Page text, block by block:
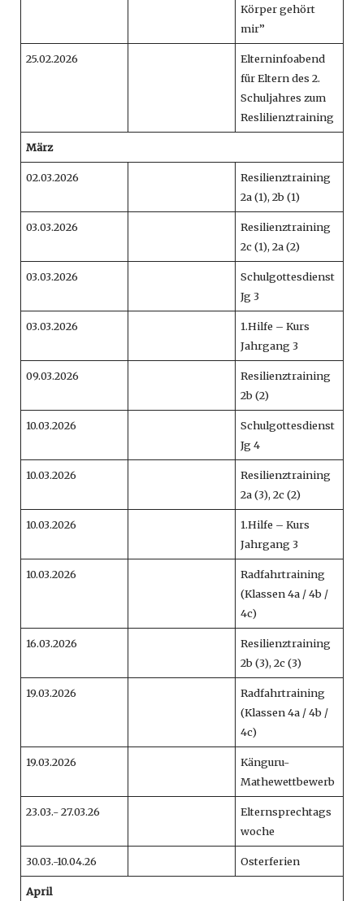
Körper gehört
mir”
25.02.2026
Elterninfoabend
für Eltern des 2.
Schuljahres zum
Reslilienztraining
März
02.03.2026
Resilienztraining
2a (1), 2b (1)
03.03.2026
Resilienztraining
2c (1), 2a (2)
03.03.2026
Schulgottesdienst
Jg 3
03.03.2026
1.Hilfe – Kurs
Jahrgang 3
09.03.2026
Resilienztraining
2b (2)
10.03.2026
Schulgottesdienst
Jg 4
10.03.2026
Resilienztraining
2a (3), 2c (2)
10.03.2026
1.Hilfe – Kurs
Jahrgang 3
10.03.2026
Radfahrtraining
(Klassen 4a / 4b /
4c)
16.03.2026
Resilienztraining
2b (3), 2c (3)
19.03.2026
Radfahrtraining
(Klassen 4a / 4b /
4c)
19.03.2026
Känguru-
Mathewettbewerb
23.03.- 27.03.26
Elternsprechtags
woche
30.03.-10.04.26 Osterferien
April